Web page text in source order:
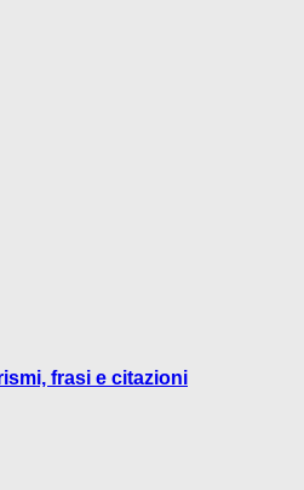
frasi e citazioni